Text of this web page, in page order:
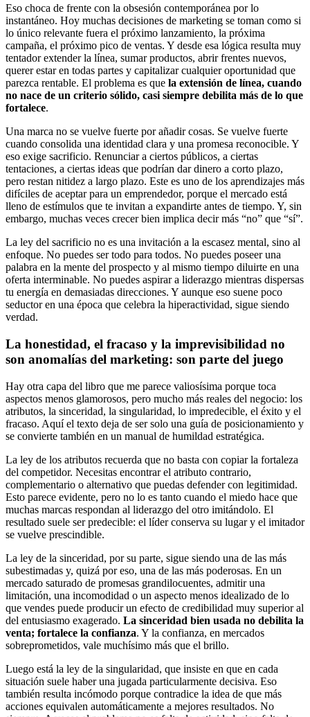
Eso choca de frente con la obsesión contemporánea por lo
instantáneo. Hoy muchas decisiones de marketing se toman como si
lo único relevante fuera el próximo lanzamiento, la próxima
campaña, el próximo pico de ventas. Y desde esa lógica resulta muy
tentador extender la línea, sumar productos, abrir frentes nuevos,
querer estar en todas partes y capitalizar cualquier oportunidad que
parezca rentable. El problema es que la extensión de línea, cuando
no nace de un criterio sólido, casi siempre debilita más de lo que
fortalece.
Una marca no se vuelve fuerte por añadir cosas. Se vuelve fuerte
cuando consolida una identidad clara y una promesa reconocible. Y
eso exige sacrificio. Renunciar a ciertos públicos, a ciertas
tentaciones, a ciertas ideas que podrían dar dinero a corto plazo,
pero restan nitidez a largo plazo. Este es uno de los aprendizajes más
difíciles de aceptar para un emprendedor, porque el mercado está
lleno de estímulos que te invitan a expandirte antes de tiempo. Y, sin
embargo, muchas veces crecer bien implica decir más “no” que “sí”.
La ley del sacrificio no es una invitación a la escasez mental, sino al
enfoque. No puedes ser todo para todos. No puedes poseer una
palabra en la mente del prospecto y al mismo tiempo diluirte en una
oferta interminable. No puedes aspirar a liderazgo mientras dispersas
tu energía en demasiadas direcciones. Y aunque eso suene poco
seductor en una época que celebra la hiperactividad, sigue siendo
verdad.
La honestidad, el fracaso y la imprevisibilidad no
son anomalías del marketing: son parte del juego
Hay otra capa del libro que me parece valiosísima porque toca
aspectos menos glamorosos, pero mucho más reales del negocio: los
atributos, la sinceridad, la singularidad, lo impredecible, el éxito y el
fracaso. Aquí el texto deja de ser solo una guía de posicionamiento y
se convierte también en un manual de humildad estratégica.
La ley de los atributos recuerda que no basta con copiar la fortaleza
del competidor. Necesitas encontrar el atributo contrario,
complementario o alternativo que puedas defender con legitimidad.
Esto parece evidente, pero no lo es tanto cuando el miedo hace que
muchas marcas respondan al liderazgo del otro imitándolo. El
resultado suele ser predecible: el líder conserva su lugar y el imitador
se vuelve prescindible.
La ley de la sinceridad, por su parte, sigue siendo una de las más
subestimadas y, quizá por eso, una de las más poderosas. En un
mercado saturado de promesas grandilocuentes, admitir una
limitación, una incomodidad o un aspecto menos idealizado de lo
que vendes puede producir un efecto de credibilidad muy superior al
del entusiasmo exagerado. La sinceridad bien usada no debilita la
venta; fortalece la confianza. Y la confianza, en mercados
sobreprometidos, vale muchísimo más que el brillo.
Luego está la ley de la singularidad, que insiste en que en cada
situación suele haber una jugada particularmente decisiva. Eso
también resulta incómodo porque contradice la idea de que más
acciones equivalen automáticamente a mejores resultados. No